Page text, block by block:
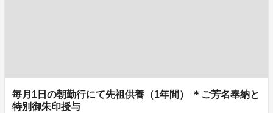
毎月1日の朝勤行にて先祖供養（1年間） ＊ご芳名奉納と
特別御朱印授与